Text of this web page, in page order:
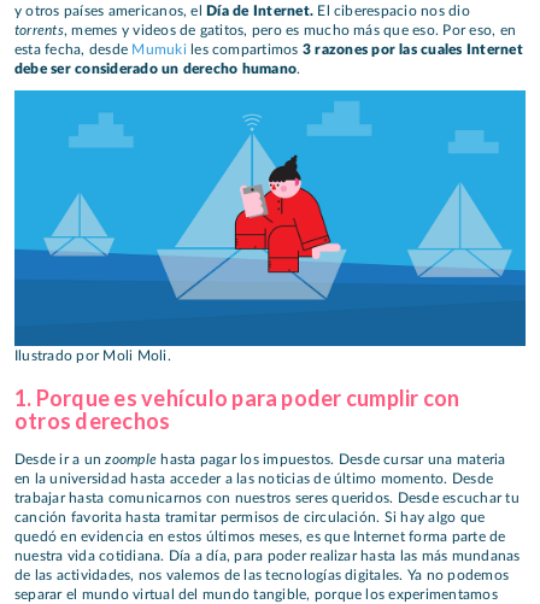
y otros países americanos, el Día de Internet. El ciberespacio nos dio
torrents, memes y videos de gatitos, pero es mucho más que eso. Por eso, en
esta fecha, desde Mumuki les compartimos 3 razones por las cuales Internet
debe ser considerado un derecho humano.
Ilustrado por Moli Moli.
1. Porque es vehículo para poder cumplir con
otros derechos
Desde ir a unzoomple hasta pagar los impuestos. Desde cursar una materia
en la universidad hasta acceder a las noticias de último momento. Desde
trabajar hasta comunicarnos con nuestros seres queridos. Desde escuchar tu
canción favorita hasta tramitar permisos de circulación. Si hay algo que
quedó en evidencia en estos últimos meses, es que Internet forma parte de
nuestra vida cotidiana. Día a día, para poder realizar hasta las más mundanas
de las actividades, nos valemos de las tecnologías digitales. Ya no podemos
separar el mundo virtual del mundo tangible, porque los experimentamos